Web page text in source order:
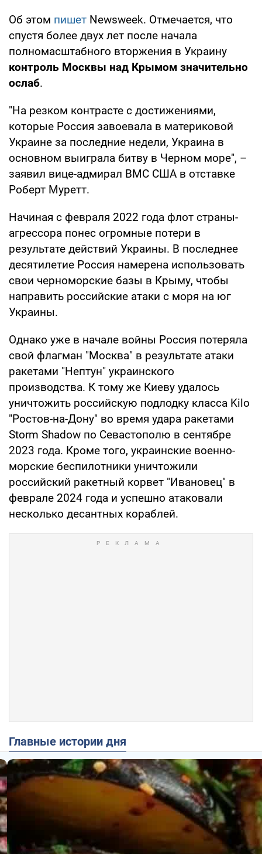
Об этом пишет Newsweek. Отмечается, что
спустя более двух лет после начала
полномасштабного вторжения в Украину
контроль Москвы над Крымом значительно
ослаб.
"На резком контрасте с достижениями,
которые Россия завоевала в материковой
Украине за последние недели, Украина в
основном выиграла битву в Черном море", –
заявил вице-адмирал ВМС США в отставке
Роберт Муретт.
Начиная с февраля 2022 года флот страны-
агрессора понес огромные потери в
результате действий Украины. В последнее
десятилетие Россия намерена использовать
свои черноморские базы в Крыму, чтобы
направить российские атаки с моря на юг
Украины.
Однако уже в начале войны Россия потеряла
свой флагман "Москва" в результате атаки
ракетами "Нептун" украинского
производства. К тому же Киеву удалось
уничтожить российскую подлодку класса Kilo
"Ростов-на-Дону" во время удара ракетами
Storm Shadow по Севастополю в сентябре
2023 года. Кроме того, украинские военно-
морские беспилотники уничтожили
российский ракетный корвет "Ивановец" в
феврале 2024 года и успешно атаковали
несколько десантных кораблей.
Главные истории дня